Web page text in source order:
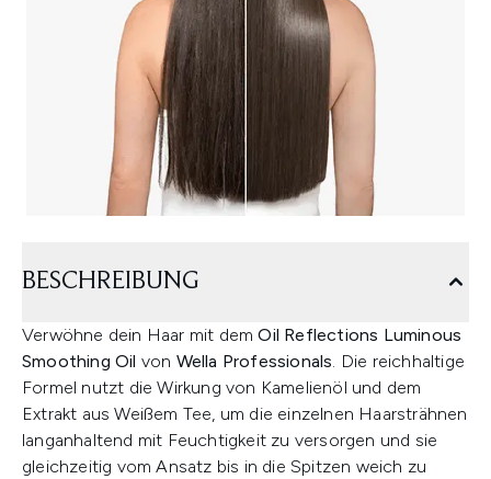
BESCHREIBUNG
Verwöhne dein Haar mit demOil Reflections Luminous
Smoothing Oil von Wella Professionals. Die reichhaltige
Formel nutzt die Wirkung von Kamelienöl und dem
Extrakt aus Weißem Tee, um die einzelnen Haarsträhnen
langanhaltend mit Feuchtigkeit zu versorgen und sie
gleichzeitig vom Ansatz bis in die Spitzen weich zu